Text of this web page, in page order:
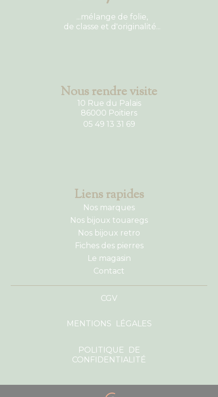
...mélange de folie,
de classe et d'originalité...
Nous rendre visite
10 Rue du Palais
86000 Poitiers
05 49 13 31 69
Liens rapides
Nos marques
Nos bijoux touaregs
Nos bijoux retro
Fiches des pierres
Le magasin
Contact
CGV
MENTIONS LÉGALES
POLITIQUE DE
CONFIDENTIALITÉ